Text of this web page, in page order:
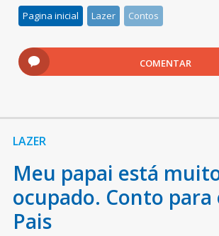
Pagina inicial Lazer Contos
COMENTAR
LAZER
Meu papai está
ocupado. Conto para
Pais